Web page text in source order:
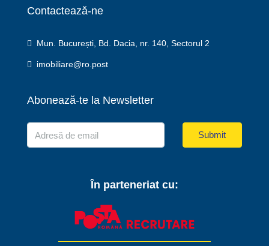
Contactează-ne
Mun. București, Bd. Dacia, nr. 140, Sectorul 2
imobiliare@ro.post
Abonează-te la Newsletter
Submit
În parteneriat cu: